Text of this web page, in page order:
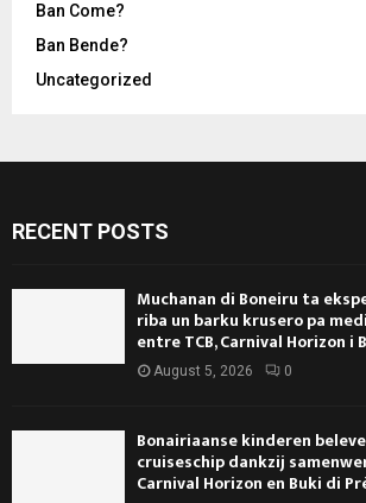
Ban Come?
Ban Bende?
Uncategorized
RECENT POSTS
Muchanan di Boneiru ta
riba un barku krusero pa
entre TCB, Carnival Horizon i
August 5, 2026 0
Bonairiaanse kinderen
cruiseschip dankzij
Carnival Horizon en Buki di